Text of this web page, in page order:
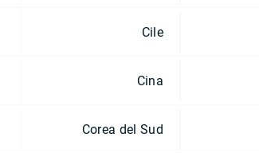
Cile
Cina
Corea del Sud